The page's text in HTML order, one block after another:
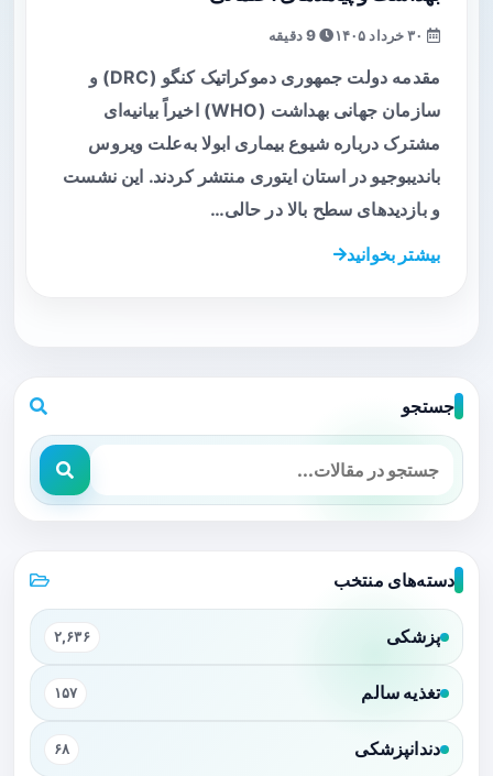
9 دقیقه
مقدمه دولت جمهوری دموکراتیک کنگو (DRC) و
سازمان جهانی بهداشت (WHO) اخیراً بیانیه‌ای
مشترک درباره شیوع بیماری ابولا به‌علت ویروس
باندیبوجیو در استان ایتوری منتشر کردند. این نشست
و بازدیدهای سطح بالا در حالی…
بیشتر بخوانید
جستجو
دسته‌های منتخب
پزشکی ۲,۶۳۶
تغذیه سالم ۱۵۷
دندانپزشکی ۶۸